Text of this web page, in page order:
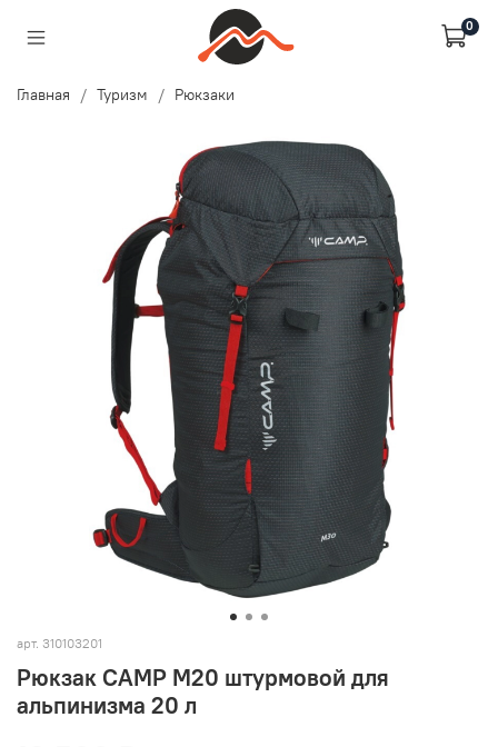
0
Главная Туризм Рюкзаки
арт. 310103201
Рюкзак CAMP M20 штурмовой для
альпинизма 20 л